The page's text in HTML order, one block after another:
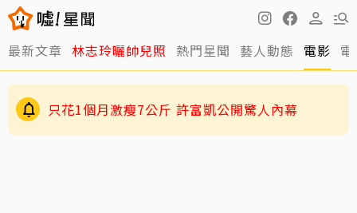
最新文章 林志玲曬帥兒照 熱門星聞 藝人動態 電影
只花1個月激瘦7公斤 許富凱公開驚人內幕